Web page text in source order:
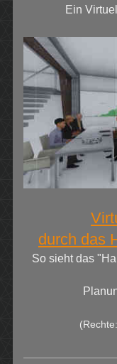
Ein
durch das
So sieht das